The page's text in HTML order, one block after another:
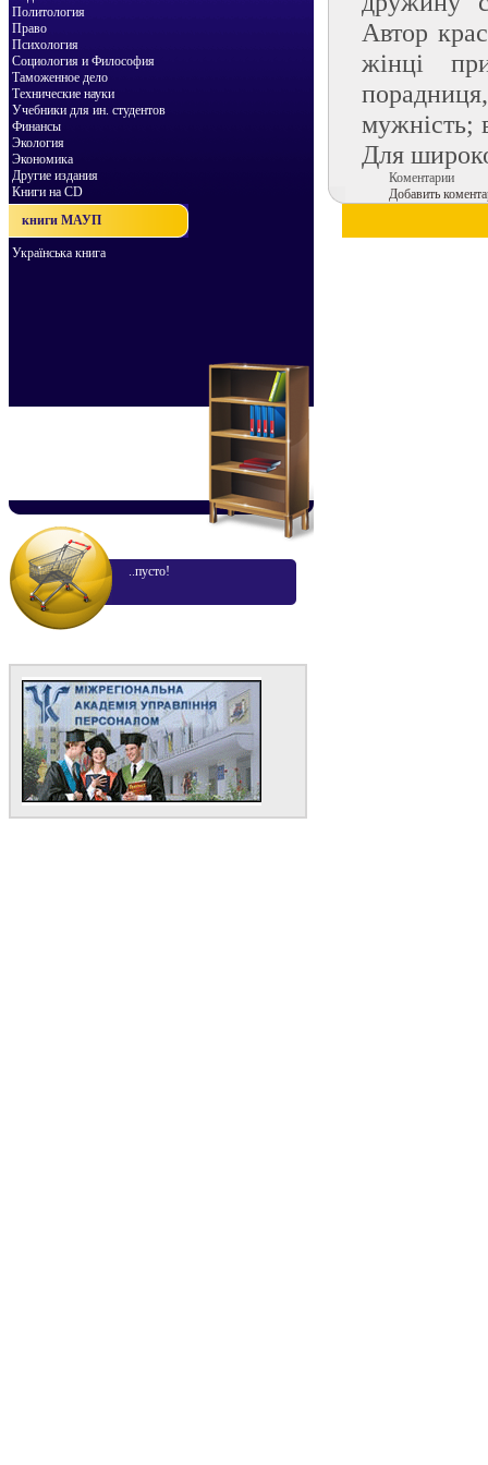
Политология
Право
Психология
Социология и Философия
Таможенное дело
Технические науки
Учебники для ин. студентов
Финансы
Экология
Экономика
Другие издания
Книги на CD
книги МАУП
Українська книга
..пусто!
Автор
жінці
мужність;
Для
Коментарии
Добавить